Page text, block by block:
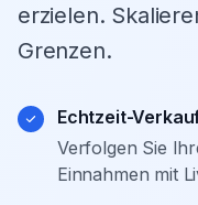
erzielen.
Grenzen.
Echtzeit-
Verfolgen Sie
Einnahmen mit